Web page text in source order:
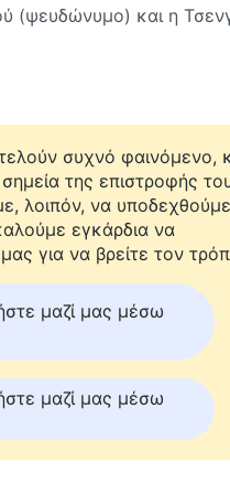
(ψευδώνυμο) και η
βασανιστήρια, τα
επόπτρια της
από την Εκκλησία
υπό βασανιστήρια
συχνό φαινόμενο,
της επιστροφής
λοιπόν, να υποδεχθούμε
εγκάρδια να
για να βρείτε τον
μαζί μας μέσω
μαζί μας μέσω